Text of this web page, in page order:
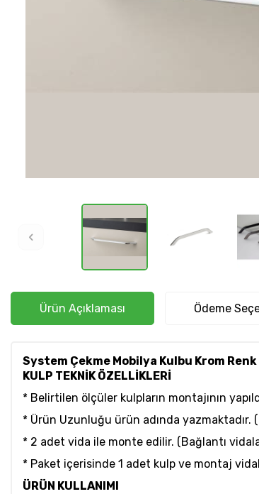
Ürün Açıklaması Ödeme
System Çekme Mobilya Kulbu Krom
KULP TEKNİK ÖZELLİKLERİ
* Belirtilen ölçüler kulpların montajının
* Ürün Uzunluğu ürün adında yazmaktadır.
* 2 adet vida ile monte edilir. (Bağlantı
* Paket içerisinde 1 adet kulp ve montaj
ÜRÜN KULLANIMI